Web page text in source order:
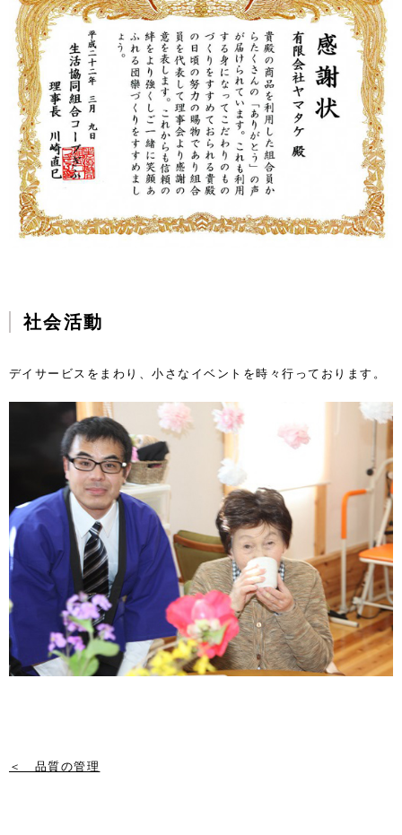
社会活動
デイサービスをまわり、小さなイベントを時々行っております。
＜ 品質の管理